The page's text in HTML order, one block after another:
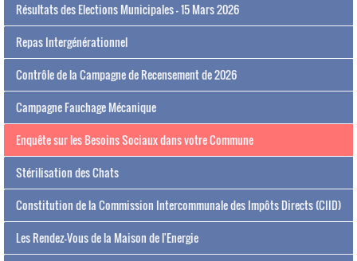
Résultats des Elections Municipales - 15 Mars 2026
Repas Intergénérationnel
Contrôle de la Campagne de Recensement de 2026
Campagne Fauchage Mécanique
Enquête sur les Besoins Sociaux dans votre Commune
Stérilisation des Chats
Constitution de la Commission Intercommunale des Impôts Directs (CIID)
Les Rendez-Vous de la Maison de l'Energie